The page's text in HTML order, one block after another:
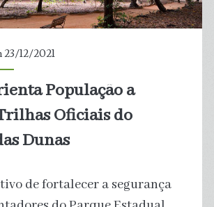
inabitável
12/2021
População a
Oficiais do
Dunas
de fortalecer a segurança